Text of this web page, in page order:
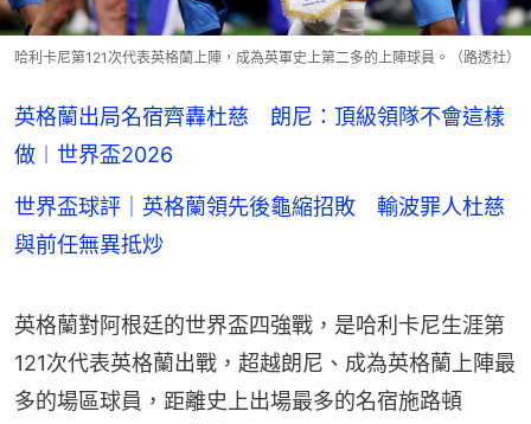
哈利卡尼第121次代表英格蘭上陣，成為英軍史上第二多的上陣球員。（路透社）
英格蘭出局名宿齊轟杜慈 朗尼：頂級領隊不會這樣
做︱世界盃2026
世界盃球評｜英格蘭領先後龜縮招敗 輸波罪人杜慈
與前任無異抵炒
英格蘭對阿根廷的世界盃四強戰，是哈利卡尼生涯第
121次代表英格蘭出戰，超越朗尼、成為英格蘭上陣最
多的場區球員，距離史上出場最多的名宿施路頓